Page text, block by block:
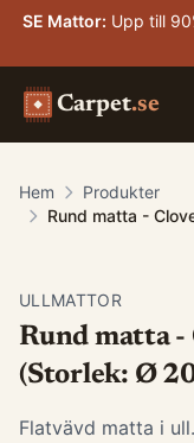
SE Mattor: Upp till
Carpet.se
Hem
Produkter
Rund matta -
ULLMATTOR
Rund matta
(Storlek: Ø
Flatvävd matta i